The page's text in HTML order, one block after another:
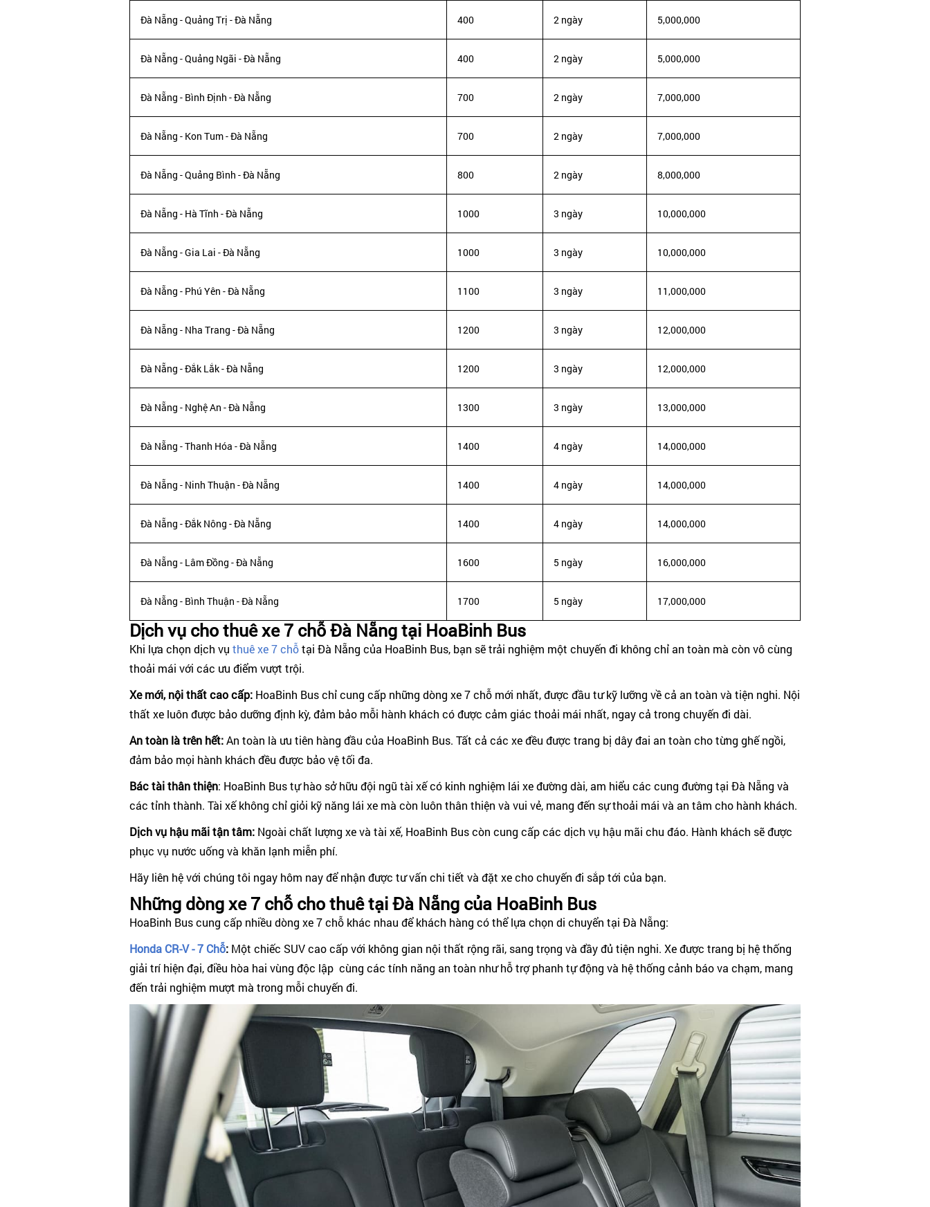
Đà Nẵng - Quảng Trị - Đà Nẵng 400 2 ngày 5,000,000
Đà Nẵng - Quảng Ngãi - Đà Nẵng 400 2 ngày 5,000,000
Đà Nẵng - Bình Định - Đà Nẵng 700 2 ngày 7,000,000
Đà Nẵng - Kon Tum - Đà Nẵng 700 2 ngày 7,000,000
Đà Nẵng - Quảng Bình - Đà Nẵng 800 2 ngày 8,000,000
Đà Nẵng - Hà Tĩnh - Đà Nẵng 1000 3 ngày 10,000,000
Đà Nẵng - Gia Lai - Đà Nẵng 1000 3 ngày 10,000,000
Đà Nẵng - Phú Yên - Đà Nẵng 1100 3 ngày 11,000,000
Đà Nẵng - Nha Trang - Đà Nẵng 1200 3 ngày 12,000,000
Đà Nẵng - Đắk Lắk - Đà Nẵng 1200 3 ngày 12,000,000
Đà Nẵng - Nghệ An - Đà Nẵng 1300 3 ngày 13,000,000
Đà Nẵng - Thanh Hóa - Đà Nẵng 1400 4 ngày 14,000,000
Đà Nẵng - Ninh Thuận - Đà Nẵng 1400 4 ngày 14,000,000
Đà Nẵng - Đắk Nông - Đà Nẵng 1400 4 ngày 14,000,000
Đà Nẵng - Lâm Đồng - Đà Nẵng 1600 5 ngày 16,000,000
Đà Nẵng - Bình Thuận - Đà Nẵng 1700 5 ngày 17,000,000
Dịch vụ cho thuê xe 7 chỗ Đà Nẵng tại HoaBinh Bus
Khi lựa chọn dịch vụ thuê xe 7 chỗtại Đà Nẵng của HoaBinh Bus, bạn sẽ trải nghiệm một chuyến đi không chỉ an toàn mà còn vô cùng
thoải mái với các ưu điểm vượt trội.
Xe mới, nội thất cao cấp: HoaBinh Bus chỉ cung cấp những dòng xe 7 chỗ mới nhất, được đầu tư kỹ lưỡng về cả an toàn và tiện nghi. Nội
thất xe luôn được bảo dưỡng định kỳ, đảm bảo mỗi hành khách có được cảm giác thoải mái nhất, ngay cả trong chuyến đi dài.
An toàn là trên hết:An toàn là ưu tiên hàng đầu của HoaBinh Bus. Tất cả các xe đều được trang bị dây đai an toàn cho từng ghế ngồi,
đảm bảo mọi hành khách đều được bảo vệ tối đa.
Bác tài thân thiện: HoaBinh Bus tự hào sở hữu đội ngũ tài xế có kinh nghiệm lái xe đường dài, am hiểu các cung đường tại Đà Nẵng và
các tỉnh thành. Tài xế không chỉ giỏi kỹ năng lái xe mà còn luôn thân thiện và vui vẻ, mang đến sự thoải mái và an tâm cho hành khách.
Dịch vụ hậu mãi tận tâm: Ngoài chất lượng xe và tài xế, HoaBinh Bus còn cung cấp các dịch vụ hậu mãi chu đáo. Hành khách sẽ được
phục vụ nước uống và khăn lạnh miễn phí.
Hãy liên hệ với chúng tôi ngay hôm nay để nhận được tư vấn chi tiết và đặt xe cho chuyến đi sắp tới của bạn.
Những dòng xe 7 chỗ cho thuê tại Đà Nẵng của HoaBinh Bus
HoaBinh Bus cung cấp nhiều dòng xe 7 chỗ khác nhau để khách hàng có thể lựa chọn di chuyển tại Đà Nẵng:
Honda CR-V - 7 Chỗ: Một chiếc SUV cao cấp với không gian nội thất rộng rãi, sang trọng và đầy đủ tiện nghi. Xe được trang bị hệ thống
giải trí hiện đại, điều hòa hai vùng độc lập cùng các tính năng an toàn như hỗ trợ phanh tự động và hệ thống cảnh báo va chạm, mang
đến trải nghiệm mượt mà trong mỗi chuyến đi.